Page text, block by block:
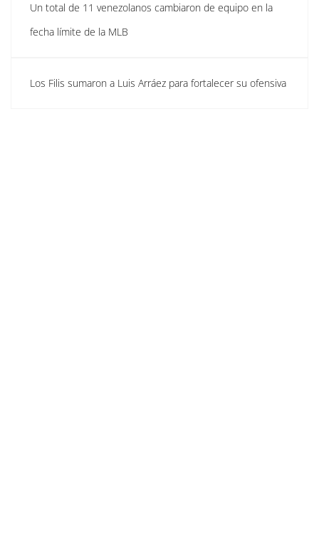
Un total de 11 venezolanos cambiaron de equipo en la
fecha límite de la MLB
Los Filis sumaron a Luis Arráez para fortalecer su ofensiva